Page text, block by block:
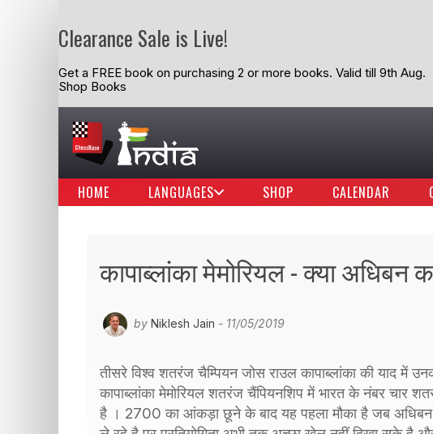
Clearance Sale is Live!
Get a FREE book on purchasing 2 or more books. Valid till 9th Aug.
Shop Books
HOME LANGUAGES SHOP CALENDAR
कापाब्लांका मेमोरियल - क्या अधिबन
by Niklesh Jain - 11/05/2019
तीसरे विश्व शतरंज चैम्पियन जोस राउल कापाब्लांका की याद में
कापाब्लांका मेमोरियल शतरंज चैंपियनशिप में भारत के नंबर चार
है । 2700 का आंकड़ा छूने के बाद यह पहला मौका है जब अधिबन